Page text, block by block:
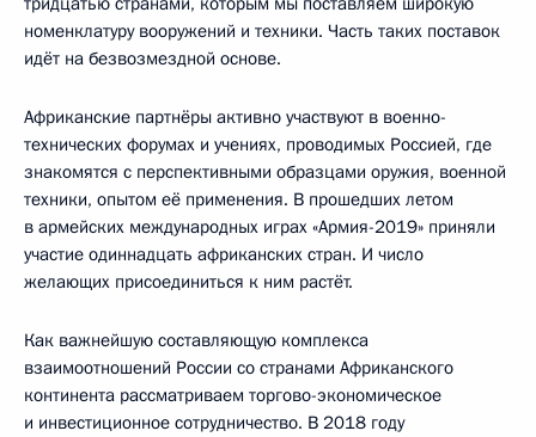
номенклатуру вооружений и техники. Часть таких поставок
идёт на безвозмездной основе.
Африканские партнёры активно участвуют в военно-
технических форумах и учениях, проводимых Россией, где
знакомятся с перспективными образцами оружия, военной
техники, опытом её применения. В прошедших летом
в армейских международных играх «Армия-2019» приняли
участие одиннадцать африканских стран. И число
желающих присоединиться к ним растёт.
Как важнейшую составляющую комплекса
взаимоотношений России со странами Африканского
континента рассматриваем торгово-экономическое
и инвестиционное сотрудничество. В 2018 году